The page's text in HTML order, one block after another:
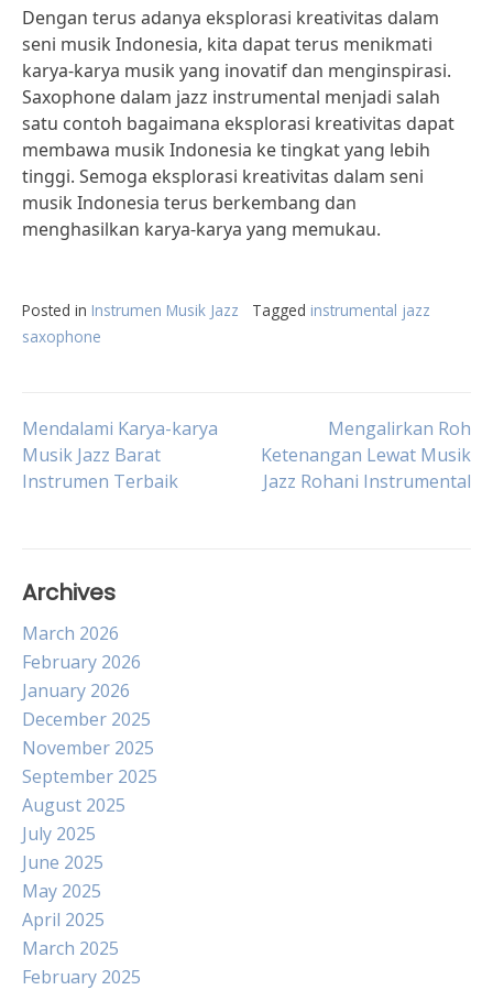
Dengan terus adanya eksplorasi kreativitas dalam
seni musik Indonesia, kita dapat terus menikmati
karya-karya musik yang inovatif dan menginspirasi.
Saxophone dalam jazz instrumental menjadi salah
satu contoh bagaimana eksplorasi kreativitas dapat
membawa musik Indonesia ke tingkat yang lebih
tinggi. Semoga eksplorasi kreativitas dalam seni
musik Indonesia terus berkembang dan
menghasilkan karya-karya yang memukau.
Posted in Instrumen Musik Jazz Tagged instrumental jazz
saxophone
Post
navigation
Mendalami Karya-karya
Musik Jazz Barat
Instrumen Terbaik
Mengalirkan Roh
Ketenangan Lewat Musik
Jazz Rohani Instrumental
Archives
March 2026
February 2026
January 2026
December 2025
November 2025
September 2025
August 2025
July 2025
June 2025
May 2025
April 2025
March 2025
February 2025